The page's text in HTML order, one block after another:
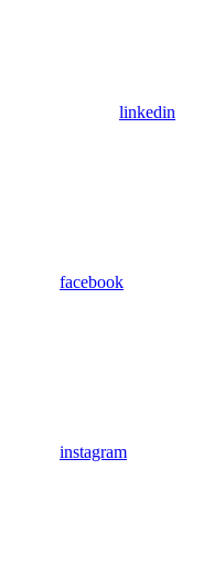
linkedin
facebook
instagram